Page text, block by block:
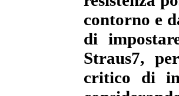
contorno e
di
Straus7,
critico di